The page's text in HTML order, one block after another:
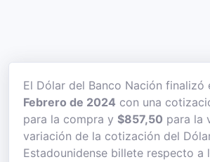
El Dólar del Banco Nación finalizó
Febrero de 2024 con una
para la compra y $857,50 para la
variación de la cotización del
Estadounidense billete respecto a